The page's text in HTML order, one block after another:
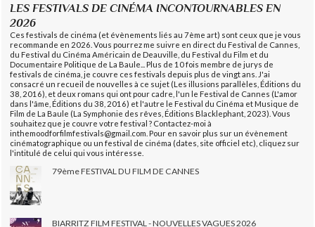
LES FESTIVALS DE CINÉMA INCONTOURNABLES EN
2026
Ces festivals de cinéma (et évènements liés au 7ème art) sont ceux que je vous
recommande en 2026. Vous pourrez me suivre en direct du Festival de Cannes,
du Festival du Cinéma Américain de Deauville, du Festival du Film et du
Documentaire Politique de La Baule... Plus de 10 fois membre de jurys de
festivals de cinéma, je couvre ces festivals depuis plus de vingt ans. J'ai
consacré un recueil de nouvelles à ce sujet (Les illusions parallèles, Éditions du
38, 2016), et deux romans qui ont pour cadre, l'un le Festival de Cannes (L'amor
dans l'âme, Éditions du 38, 2016) et l'autre le Festival du Cinéma et Musique de
Film de La Baule (La Symphonie des rêves, Éditions Blacklephant, 2023). Vous
souhaitez que je couvre votre festival ? Contactez-moi à
inthemoodforfilmfestivals@gmail.com. Pour en savoir plus sur un évènement
cinématographique ou un festival de cinéma (dates, site officiel etc), cliquez sur
l'intitulé de celui qui vous intéresse.
79ème FESTIVAL DU FILM DE CANNES
BIARRITZ FILM FESTIVAL - NOUVELLES VAGUES 2026